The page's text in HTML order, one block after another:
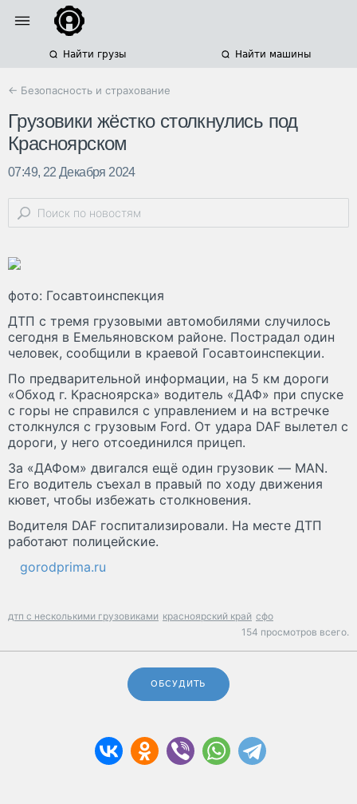
Найти грузы Найти машины
← Безопасность и страхование
Грузовики жёстко столкнулись под
Красноярском
07:49, 22 Декабря 2024
фото: Госавтоинспекция
ДТП с тремя грузовыми автомобилями случилось
сегодня в Емельяновском районе. Пострадал один
человек, сообщили в краевой Госавтоинспекции.
По предварительной информации, на 5 км дороги
«Обход г. Красноярска» водитель «ДАФ» при спуске
с горы не справился с управлением и на встречке
столкнулся с грузовым Ford. От удара DAF вылетел с
дороги, у него отсоединился прицеп.
За «ДАФом» двигался ещё один грузовик — MAN.
Его водитель съехал в правый по ходу движения
кювет, чтобы избежать столкновения.
Водителя DAF госпитализировали. На месте ДТП
работают полицейские.
gorodprima.ru
дтп с несколькими грузовиками красноярский край сфо
154 просмотров всего.
ОБСУДИТЬ